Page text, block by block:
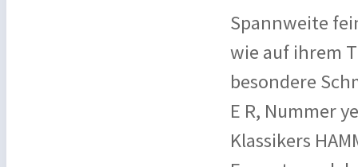
Spannweite
wie auf ihrem
besondere
E R, Nummer
Klassikers